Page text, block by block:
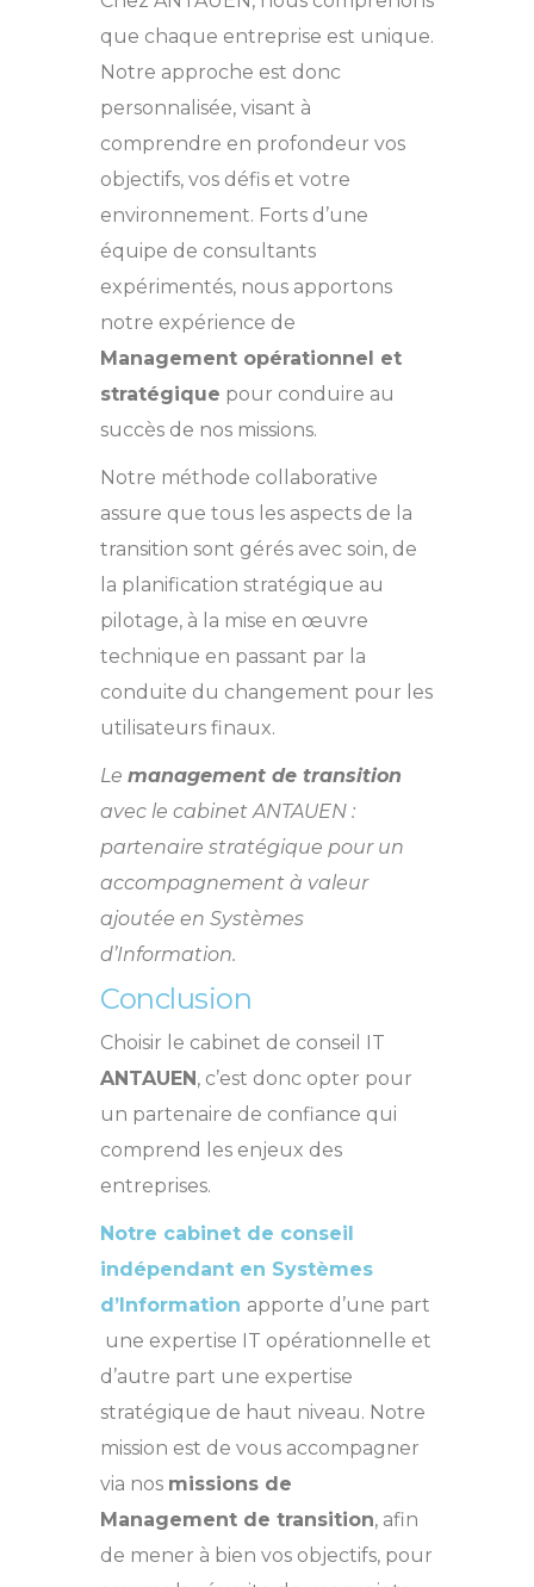
que chaque entreprise est unique.
Notre approche est donc
personnalisée, visant à
comprendre en profondeur vos
objectifs, vos défis et votre
environnement. Forts d’une
équipe de consultants
expérimentés, nous apportons
notre expérience de
Management opérationnel et
stratégique pour conduire au
succès de nos missions.
Notre méthode collaborative
assure que tous les aspects de la
transition sont gérés avec soin, de
la planification stratégique au
pilotage, à la mise en œuvre
technique en passant par la
conduite du changement pour les
utilisateurs finaux.
Le management de transition
avec le cabinet ANTAUEN :
partenaire stratégique pour un
accompagnement à valeur
ajoutée en Systèmes
d’Information.
Conclusion
Choisir le cabinet de conseil IT
ANTAUEN, c’est donc opter pour
un partenaire de confiance qui
comprend les enjeux des
entreprises.
Notre cabinet de conseil
indépendant en Systèmes
d’Information apporte d’une part
une expertise IT opérationnelle et
d’autre part une expertise
stratégique de haut niveau. Notre
mission est de vous accompagner
via nos missions de
Management de transition, afin
de mener à bien vos objectifs, pour